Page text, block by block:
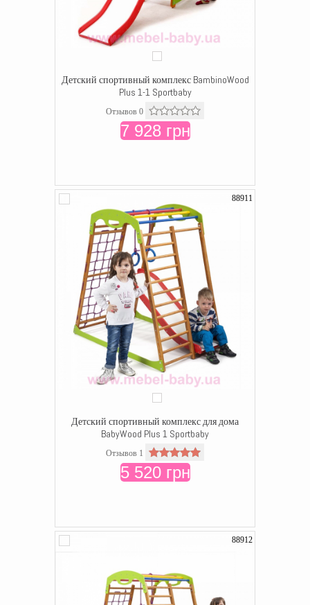
Детский спортивный комплекс BambinoWood
Plus 1-1 Sportbaby
Отзывов 0
7 928 грн
88911
Детский спортивный комплекс для дома
BabyWood Plus 1 Sportbaby
Отзывов 1
5 520 грн
88912